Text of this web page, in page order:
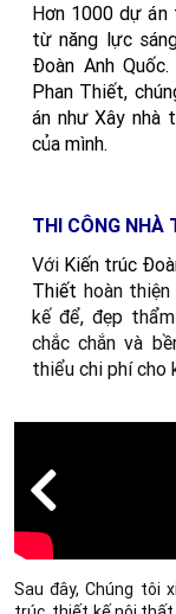
Hơn 1000 dự án
từ năng lực
Đoàn Anh Quốc.
Phan Thiết,
án nhưXây nhà
của mình.
THI CÔNG NHÀ
Với Kiến trúc
Thiết hoàn
kế để, đẹp
chắc chắn và
thiểu chi phí cho
Sau đây, Chúng tôi